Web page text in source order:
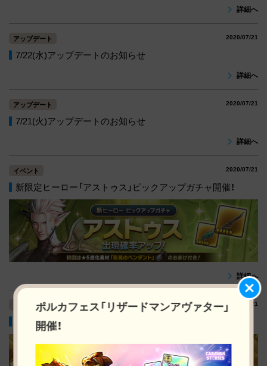
詳細へ
アップデート 2020/07/21
7/22(水)アップデートのお知らせ
詳細へ
アップデート 2020/07/21
7/21(火)アップデートのお知らせ
詳細へ
イベント 2020/07/21
新限定ヒーロー「アストゥス」ピックアップガチャ開催！
詳細へ
イベント 2020/07/21
★6装備チャレンジ！ステップアップガチャ開催！
ポルカフェス「リザードマンアヴァター」
開催！